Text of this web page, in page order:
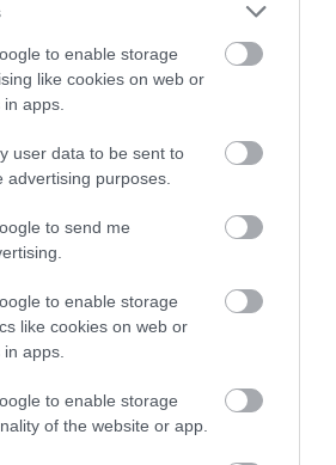
to enable storage
like cookies on web or
apps.
user data to be sent to
advertising purposes.
to send me
to enable storage
like cookies on web or
apps.
to enable storage
of the website or app.